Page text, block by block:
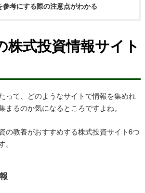
参考にする際の注意点がわかる
株式投資情報サイト
って、どのようなサイトで情報を集めれ
まるのか気になるところですよね。
の教養がおすすめする株式投資サイト6つ